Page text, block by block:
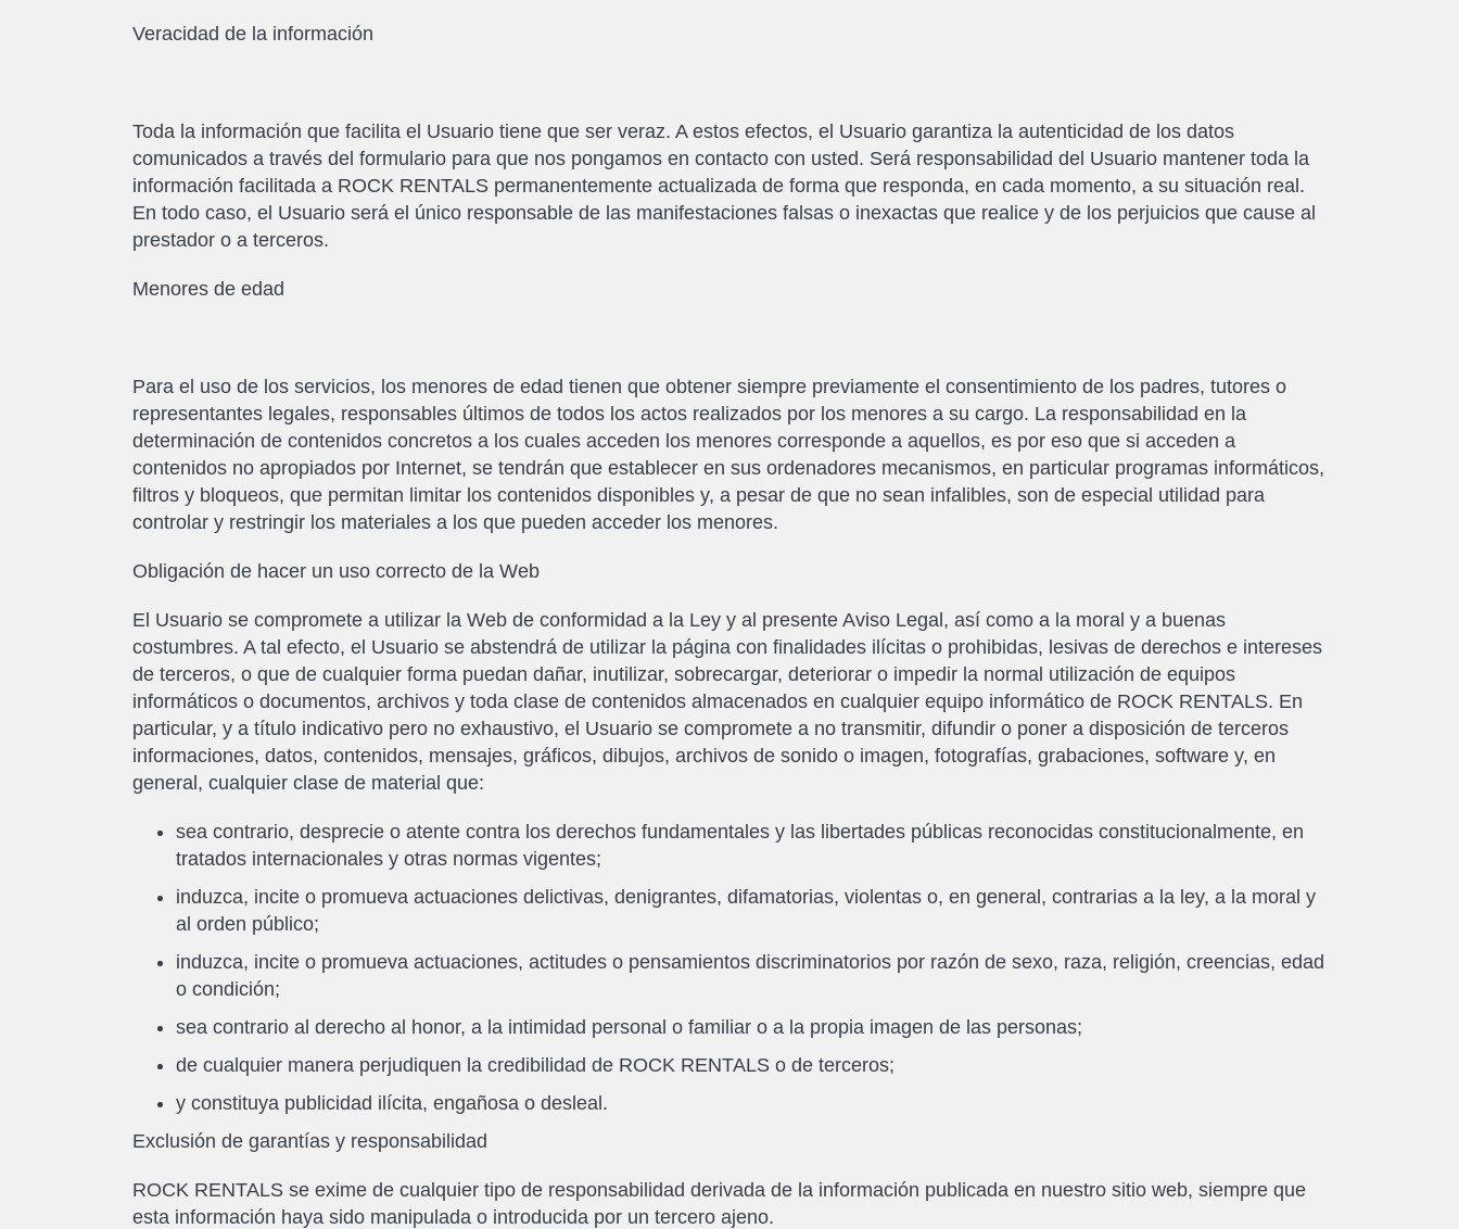
Veracidad de la información
Toda la información que facilita el Usuario tiene que ser veraz. A estos efectos, el Usuario garantiza la autenticidad de los datos
comunicados a través del formulario para que nos pongamos en contacto con usted. Será responsabilidad del Usuario mantener toda la
información facilitada a ROCK RENTALS permanentemente actualizada de forma que responda, en cada momento, a su situación real.
En todo caso, el Usuario será el único responsable de las manifestaciones falsas o inexactas que realice y de los perjuicios que cause al
prestador o a terceros.
Menores de edad
Para el uso de los servicios, los menores de edad tienen que obtener siempre previamente el consentimiento de los padres, tutores o
representantes legales, responsables últimos de todos los actos realizados por los menores a su cargo. La responsabilidad en la
determinación de contenidos concretos a los cuales acceden los menores corresponde a aquellos, es por eso que si acceden a
contenidos no apropiados por Internet, se tendrán que establecer en sus ordenadores mecanismos, en particular programas informáticos,
filtros y bloqueos, que permitan limitar los contenidos disponibles y, a pesar de que no sean infalibles, son de especial utilidad para
controlar y restringir los materiales a los que pueden acceder los menores.
Obligación de hacer un uso correcto de la Web
El Usuario se compromete a utilizar la Web de conformidad a la Ley y al presente Aviso Legal, así como a la moral y a buenas
costumbres. A tal efecto, el Usuario se abstendrá de utilizar la página con finalidades ilícitas o prohibidas, lesivas de derechos e intereses
de terceros, o que de cualquier forma puedan dañar, inutilizar, sobrecargar, deteriorar o impedir la normal utilización de equipos
informáticos o documentos, archivos y toda clase de contenidos almacenados en cualquier equipo informático de ROCK RENTALS. En
particular, y a título indicativo pero no exhaustivo, el Usuario se compromete a no transmitir, difundir o poner a disposición de terceros
informaciones, datos, contenidos, mensajes, gráficos, dibujos, archivos de sonido o imagen, fotografías, grabaciones, software y, en
general, cualquier clase de material que:
sea contrario, desprecie o atente contra los derechos fundamentales y las libertades públicas reconocidas constitucionalmente, en
tratados internacionales y otras normas vigentes;
induzca, incite o promueva actuaciones delictivas, denigrantes, difamatorias, violentas o, en general, contrarias a la ley, a la moral y
al orden público;
induzca, incite o promueva actuaciones, actitudes o pensamientos discriminatorios por razón de sexo, raza, religión, creencias, edad
o condición;
sea contrario al derecho al honor, a la intimidad personal o familiar o a la propia imagen de las personas;
de cualquier manera perjudiquen la credibilidad de ROCK RENTALS o de terceros;
y constituya publicidad ilícita, engañosa o desleal.
Exclusión de garantías y responsabilidad
ROCK RENTALS se exime de cualquier tipo de responsabilidad derivada de la información publicada en nuestro sitio web, siempre que
esta información haya sido manipulada o introducida por un tercero ajeno.